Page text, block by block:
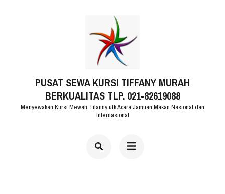
PUSAT SEWA KURSI TIFFANY MURAH
BERKUALITAS TLP. 021-82619088
Menyewakan Kursi Mewah Tifanny utk Acara Jamuan Makan Nasional dan
Internasional